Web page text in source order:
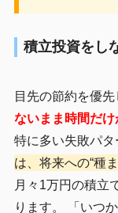
積立投資をし
目先の節約を優
ないまま時間だけ
特に多い失敗パタ
は、将来への“種
月々1万円の積立
ります。 「いつ